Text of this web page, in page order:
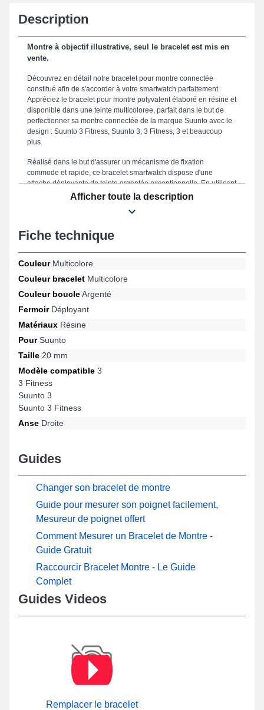
Description
Montre à objectif illustrative, seul le bracelet est mis en
vente.
Découvrez en détail notre bracelet pour montre connectée
constitué afin de s'accorder à votre smartwatch parfaitement.
Appréciez le bracelet pour montre polyvalent élaboré en résine et
disponible dans une teinte multicoloree, parfait dans le but de
perfectionner sa montre connectée de la marque Suunto avec le
design : Suunto 3 Fitness, Suunto 3, 3 Fitness, 3 et beaucoup
plus.
Réalisé dans le but d'assurer un mécanisme de fixation
commode et rapide, ce bracelet smartwatch dispose d'une
attache déployante de teinte argentée exceptionnelle. En utilisant
la proportion de 20mm optimisée de ce produit, vous obtenez
parfaitement adapté à vos besoins spécifiques. Reconnu pour sa
se positionne comme une option idéale pour changer un
gardiste de votre horlogère, ce bracelet montre est conçu pour
répondre aux impératifs des collectionneurs. Une attache
déployante de grande qualité est fixée à ce genre de bracelet
montre connectée et est interchangeable sur les modèles Suunto
3, 3, Suunto 3 Fitness, 3 Fitness par exemple de la marque
Suunto. Grâce à sa fabrication minutieuse, ce bracelet en Résine
chaque moment.
Afficher toute la description
Fiche technique
CouleurMulticolore
Couleur bracelet Multicolore
Couleur boucleArgenté
FermoirDéployant
Matériaux Résine
PourSuunto
Taille 20 mm
Modèle compatible 3
3 Fitness
Suunto 3
Suunto 3 Fitness
Anse Droite
Guides
Changer son bracelet de montre
Guide pour mesurer son poignet facilement,
Mesureur de poignet offert
Comment Mesurer un Bracelet de Montre -
Guide Gratuit
Raccourcir Bracelet Montre - Le Guide
Complet
Guides Videos
Remplacer le bracelet